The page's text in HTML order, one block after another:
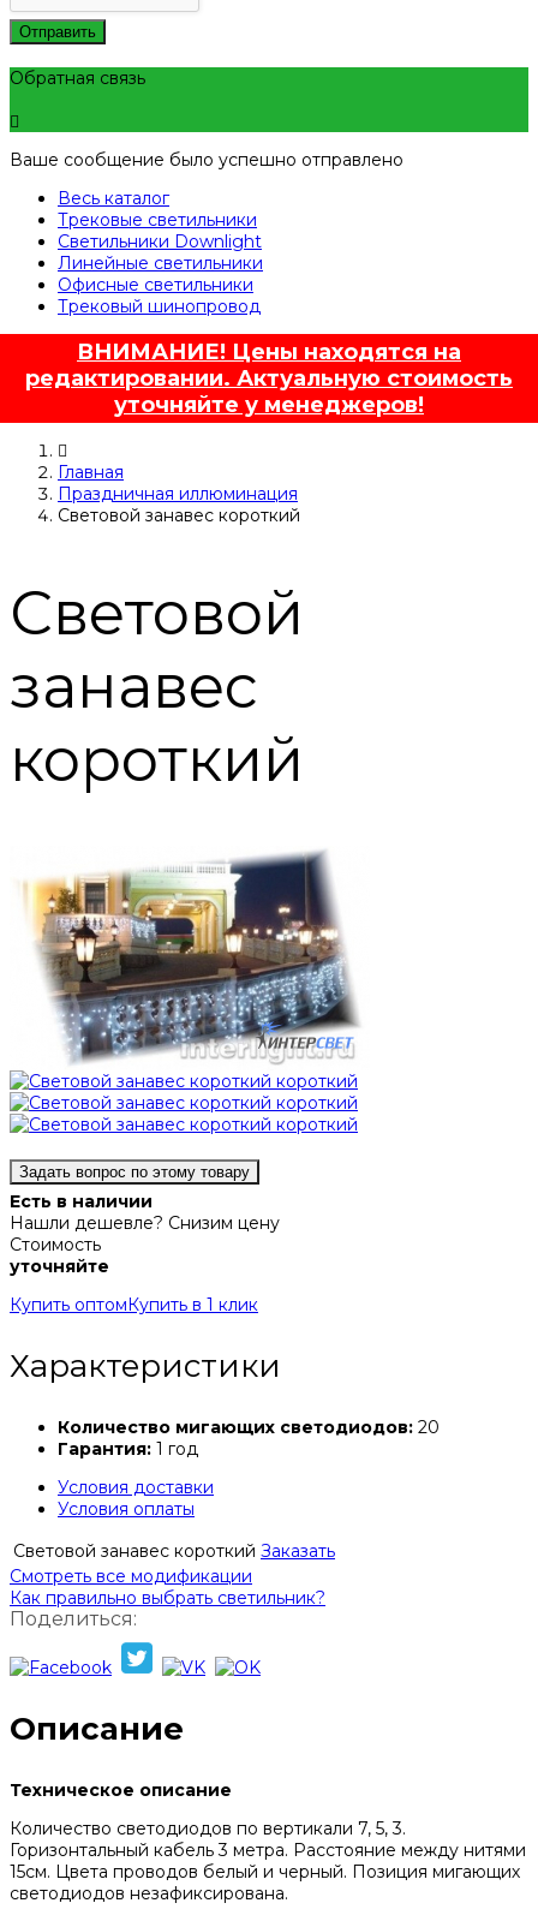
Отправить
Обратная связь
Ваше сообщение было успешно отправлено
Весь каталог
Трековые светильники
Светильники Downlight
Линейные светильники
Офисные светильники
Трековый шинопровод
ВНИМАНИЕ! Цены находятся на
редактировании. Актуальную стоимость
уточняйте у менеджеров!
Главная
Праздничная иллюминация
Световой занавес короткий
Световой
занавес
короткий
Задать вопрос по этому товару
Есть в наличии
Нашли дешевле? Снизим цену
Стоимость
уточняйте
Купить оптом Купить в 1 клик
Характеристики
Количество мигающих светодиодов: 20
Гарантия: 1 год
Условия доставки
Условия оплаты
Световой занавес короткий Заказать
Смотреть все модификации
Как правильно выбрать светильник?
Поделиться:
Описание
Техническое описание
Количество светодиодов по вертикали 7, 5, 3.
Горизонтальный кабель 3 метра. Расстояние между нитями
15см. Цвета проводов белый и черный. Позиция мигающих
светодиодов незафиксирована.